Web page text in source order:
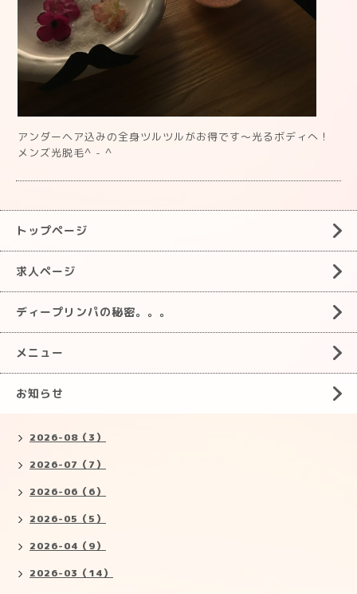
アンダーヘア込みの全身ツルツルがお得です〜光るボディへ！
メンズ光脱毛^ - ^
トップページ
求人ページ
ディープリンパの秘密。。。
メニュー
お知らせ
2026-08（3）
2026-07（7）
2026-06（6）
2026-05（5）
2026-04（9）
2026-03（14）